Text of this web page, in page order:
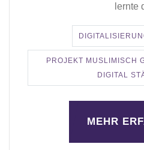
lernte
PROJEKT MUSLIMISCH
DIGITAL
MEHR